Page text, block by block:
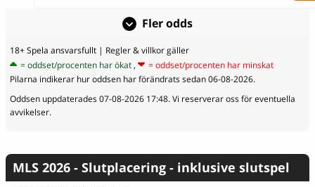
Fler odds
18+ Spela ansvarsfullt| Regler & villkor gäller
= oddset/procenten har ökat ,
= oddset/procenten har minskat
Pilarna indikerar hur oddsen har förändrats sedan 06-08-2026.
Oddsen uppdaterades 07-08-2026 17:48. Vi reserverar oss för eventuella
avvikelser.
MLS 2026 - Slutplacering - inklusive slutspel